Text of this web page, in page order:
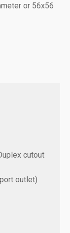
or 56x56
cutout
outlet)